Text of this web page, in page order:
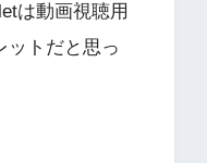
は動画視聴用
ットだと思っ